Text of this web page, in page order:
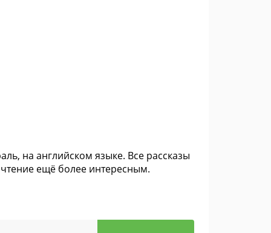
на английском языке. Все рассказы
ещё более интересным.